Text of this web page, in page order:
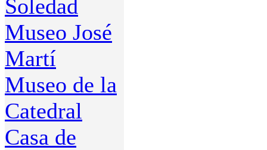
Soledad
Museo José
Martí
Museo de la
Catedral
Casa de